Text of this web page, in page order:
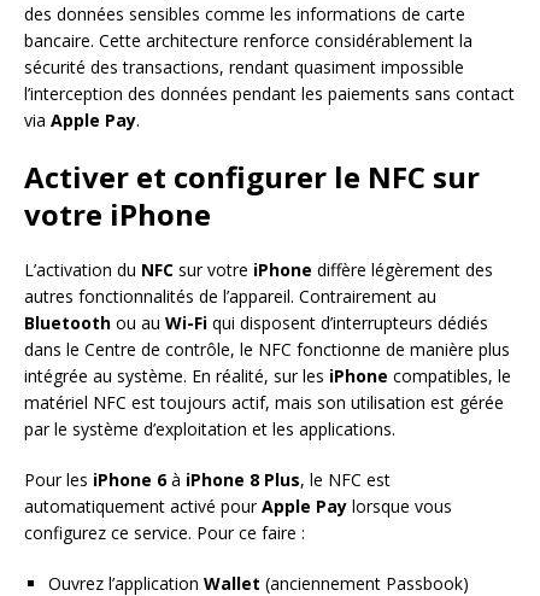
des données sensibles comme les informations de carte
bancaire. Cette architecture renforce considérablement la
sécurité des transactions, rendant quasiment impossible
l’interception des données pendant les paiements sans contact
via Apple Pay.
Activer et configurer le NFC sur
votre iPhone
L’activation du NFC sur votre iPhone diffère légèrement des
autres fonctionnalités de l’appareil. Contrairement au
Bluetooth ou au Wi-Fi qui disposent d’interrupteurs dédiés
dans le Centre de contrôle, le NFC fonctionne de manière plus
intégrée au système. En réalité, sur les iPhone compatibles, le
matériel NFC est toujours actif, mais son utilisation est gérée
par le système d’exploitation et les applications.
Pour les iPhone 6à iPhone 8 Plus, le NFC est
automatiquement activé pourApple Pay lorsque vous
configurez ce service. Pour ce faire :
Ouvrez l’application Wallet (anciennement Passbook)